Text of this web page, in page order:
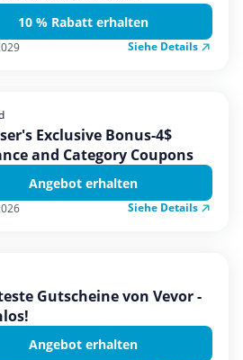
10 % Rabatt erhalten
Siehe Details
Exclusive Bonus-4$
and Category Coupons
Angebot erhalten
Siehe Details
Gutscheine von Vevor -
Angebot erhalten